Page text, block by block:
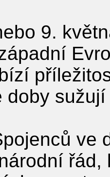
9.
doby
ve